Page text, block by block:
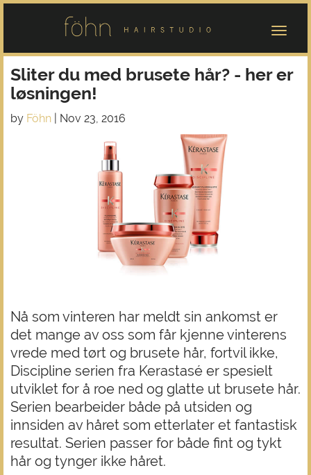
Sliter du med brusete hår? - her er
løsningen!
by Föhn Nov 23, 2016
Nå som vinteren har meldt sin ankomst er
det mange av oss som får kjenne vinterens
vrede med tørt og brusete hår, fortvil ikke,
Discipline serien fra Kerastasé er spesielt
utviklet for å roe ned og glatte ut brusete hår.
Serien bearbeider både på utsiden og
innsiden av håret som etterlater et fantastisk
resultat. Serien passer for både fint og tykt
hår og tynger ikke håret.